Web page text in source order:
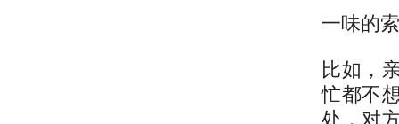
一味的
比如，
忙都不
处，对